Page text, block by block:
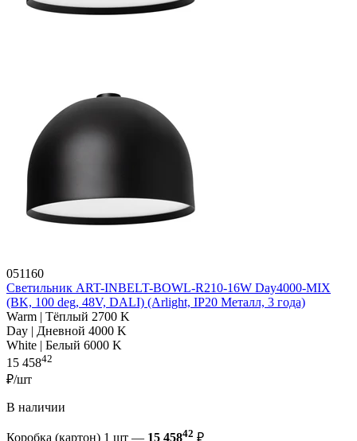
051160
Светильник ART-INBELT-BOWL-R210-16W Day4000-MIX
(BK, 100 deg, 48V, DALI) (Arlight, IP20 Металл, 3 года)
Warm | Тёплый 2700 K
Day | Дневной 4000 K
White | Белый 6000 K
15 45842
₽/шт
В наличии
Коробка (картон) 1 шт — 15 45842 ₽